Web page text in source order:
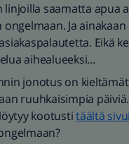
linjoilla saamatta apua
Ja
Eikä
aihealueeksi...
jonotus on
ruuhkaisimpia
kootustitäältä